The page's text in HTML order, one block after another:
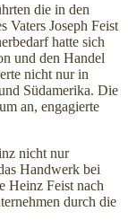
die in den
Vaters Joseph Feist
hatte sich
und den Handel
nicht nur in
Südamerika. Die
an, engagierte
nicht nur
Handwerk bei
Heinz Feist nach
durch die